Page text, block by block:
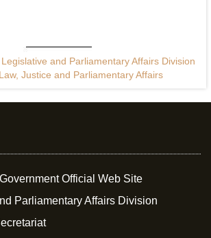
and Parliamentary Affairs Division
Justice and Parliamentary Affairs
Official Web Site
Parliamentary Affairs Division